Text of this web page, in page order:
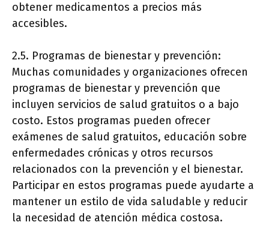
obtener medicamentos a precios más
accesibles.
2.5. Programas de bienestar y prevención:
Muchas comunidades y organizaciones ofrecen
programas de bienestar y prevención que
incluyen servicios de salud gratuitos o a bajo
costo. Estos programas pueden ofrecer
exámenes de salud gratuitos, educación sobre
enfermedades crónicas y otros recursos
relacionados con la prevención y el bienestar.
Participar en estos programas puede ayudarte a
mantener un estilo de vida saludable y reducir
la necesidad de atención médica costosa.